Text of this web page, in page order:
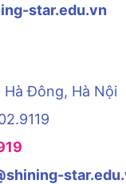
star.edu.vn
Đông, Hà Nội